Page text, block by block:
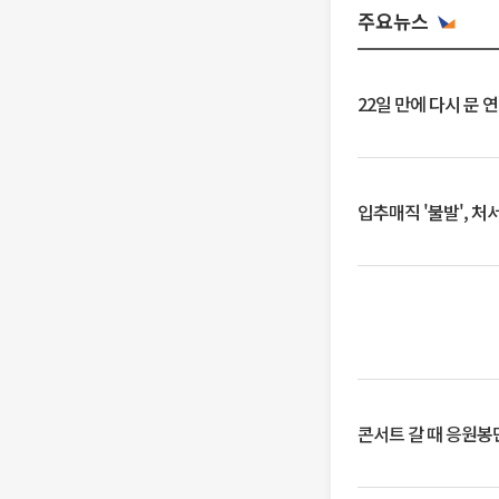
주요뉴스
22일 만에 다시 문
입추매직 '불발', 처
콘서트 갈 때 응원